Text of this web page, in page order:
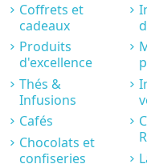
Coffrets et
cadeaux
Produits
d'excellence
Thés &
Infusions
Cafés
Chocolats et
confiseries